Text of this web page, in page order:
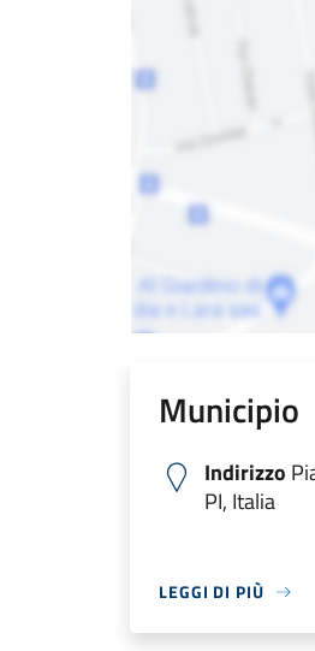
Municipio
Indirizzo
PI, Italia
LEGGI DI PIÙ